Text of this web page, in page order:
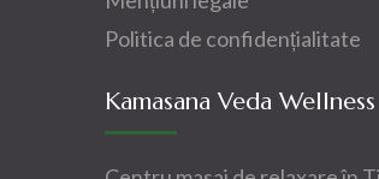
Politica de confidențialitate
Kamasana Veda Wellness